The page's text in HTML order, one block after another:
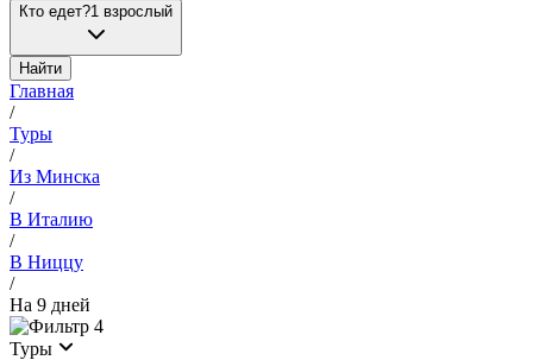
Кто едет?1 взрослый
Найти
Главная
/
Туры
/
Из Минска
/
В Италию
/
В Ниццу
/
На 9 дней
4
Туры